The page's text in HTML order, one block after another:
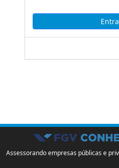
Assessorando empresas públicas e